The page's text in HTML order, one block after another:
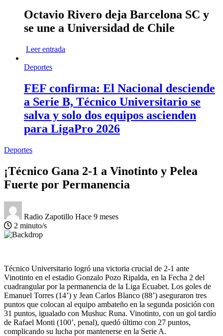
Octavio Rivero deja Barcelona SC y
se une a Universidad de Chile
Leer entrada
Deportes
FEF confirma: El Nacional desciende
a Serie B, Técnico Universitario se
salva y solo dos equipos ascienden
para LigaPro 2026
Deportes
¡Técnico Gana 2-1 a Vinotinto y Pelea
Fuerte por Permanencia
Radio Zapotillo Hace 9 meses
2 minuto/s
Técnico Universitario logró una victoria crucial de 2-1 ante
Vinotinto en el estadio Gonzalo Pozo Ripalda, en la Fecha 2 del
cuadrangular por la permanencia de la Liga Ecuabet. Los goles de
Emanuel Torres (14’) y Jean Carlos Blanco (88’) aseguraron tres
puntos que colocan al equipo ambateño en la segunda posición con
31 puntos, igualado con Mushuc Runa. Vinotinto, con un gol tardío
de Rafael Monti (100’, penal), quedó último con 27 puntos,
complicando su lucha por mantenerse en la Serie A.